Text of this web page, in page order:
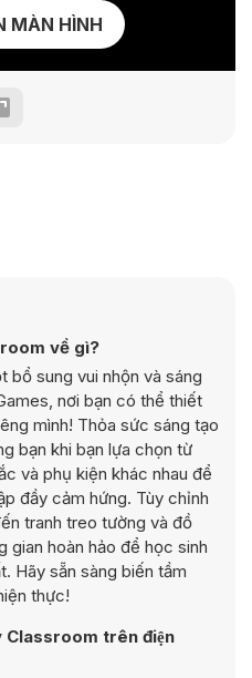
MÀN HÌNH
về gì?
bổ sung vui nhộn và sáng
nơi bạn có thể thiết
mình! Thỏa sức sáng tạo
bạn khi bạn lựa chọn từ
và phụ kiện khác nhau để
đầy cảm hứng. Tùy chỉnh
tranh treo tường và đồ
gian hoàn hảo để học sinh
Hãy sẵn sàng biến tầm
thực!
Classroom trên điện